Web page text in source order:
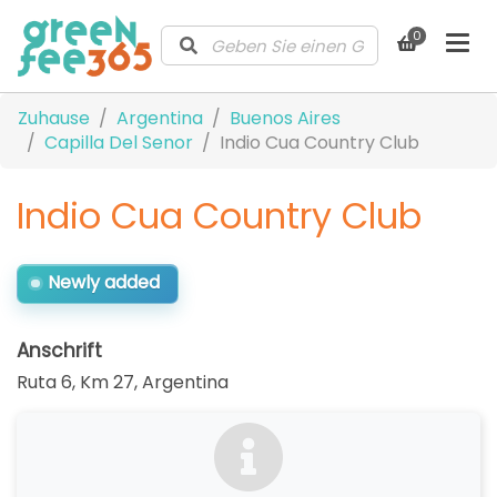
0
Zuhause Argentina
Buenos Aires
Capilla Del Senor
Indio Cua Country Club
Indio Cua Country Club
Newly added
Anschrift
Ruta 6, Km 27,Argentina